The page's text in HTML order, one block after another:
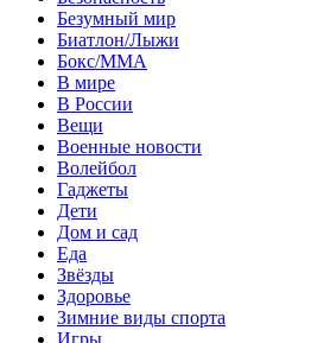
Безумный мир
Биатлон/Лыжи
Бокс/MMA
В мире
В России
Вещи
Военные новости
Волейбол
Гаджеты
Дети
Дом и сад
Еда
Звёзды
Здоровье
Зимние виды спорта
Игры